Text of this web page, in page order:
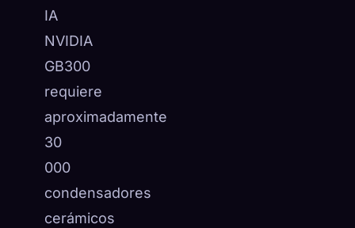
IA
NVIDIA
GB300
requiere
aproximadamente
30
000
condensadores
cerámicos